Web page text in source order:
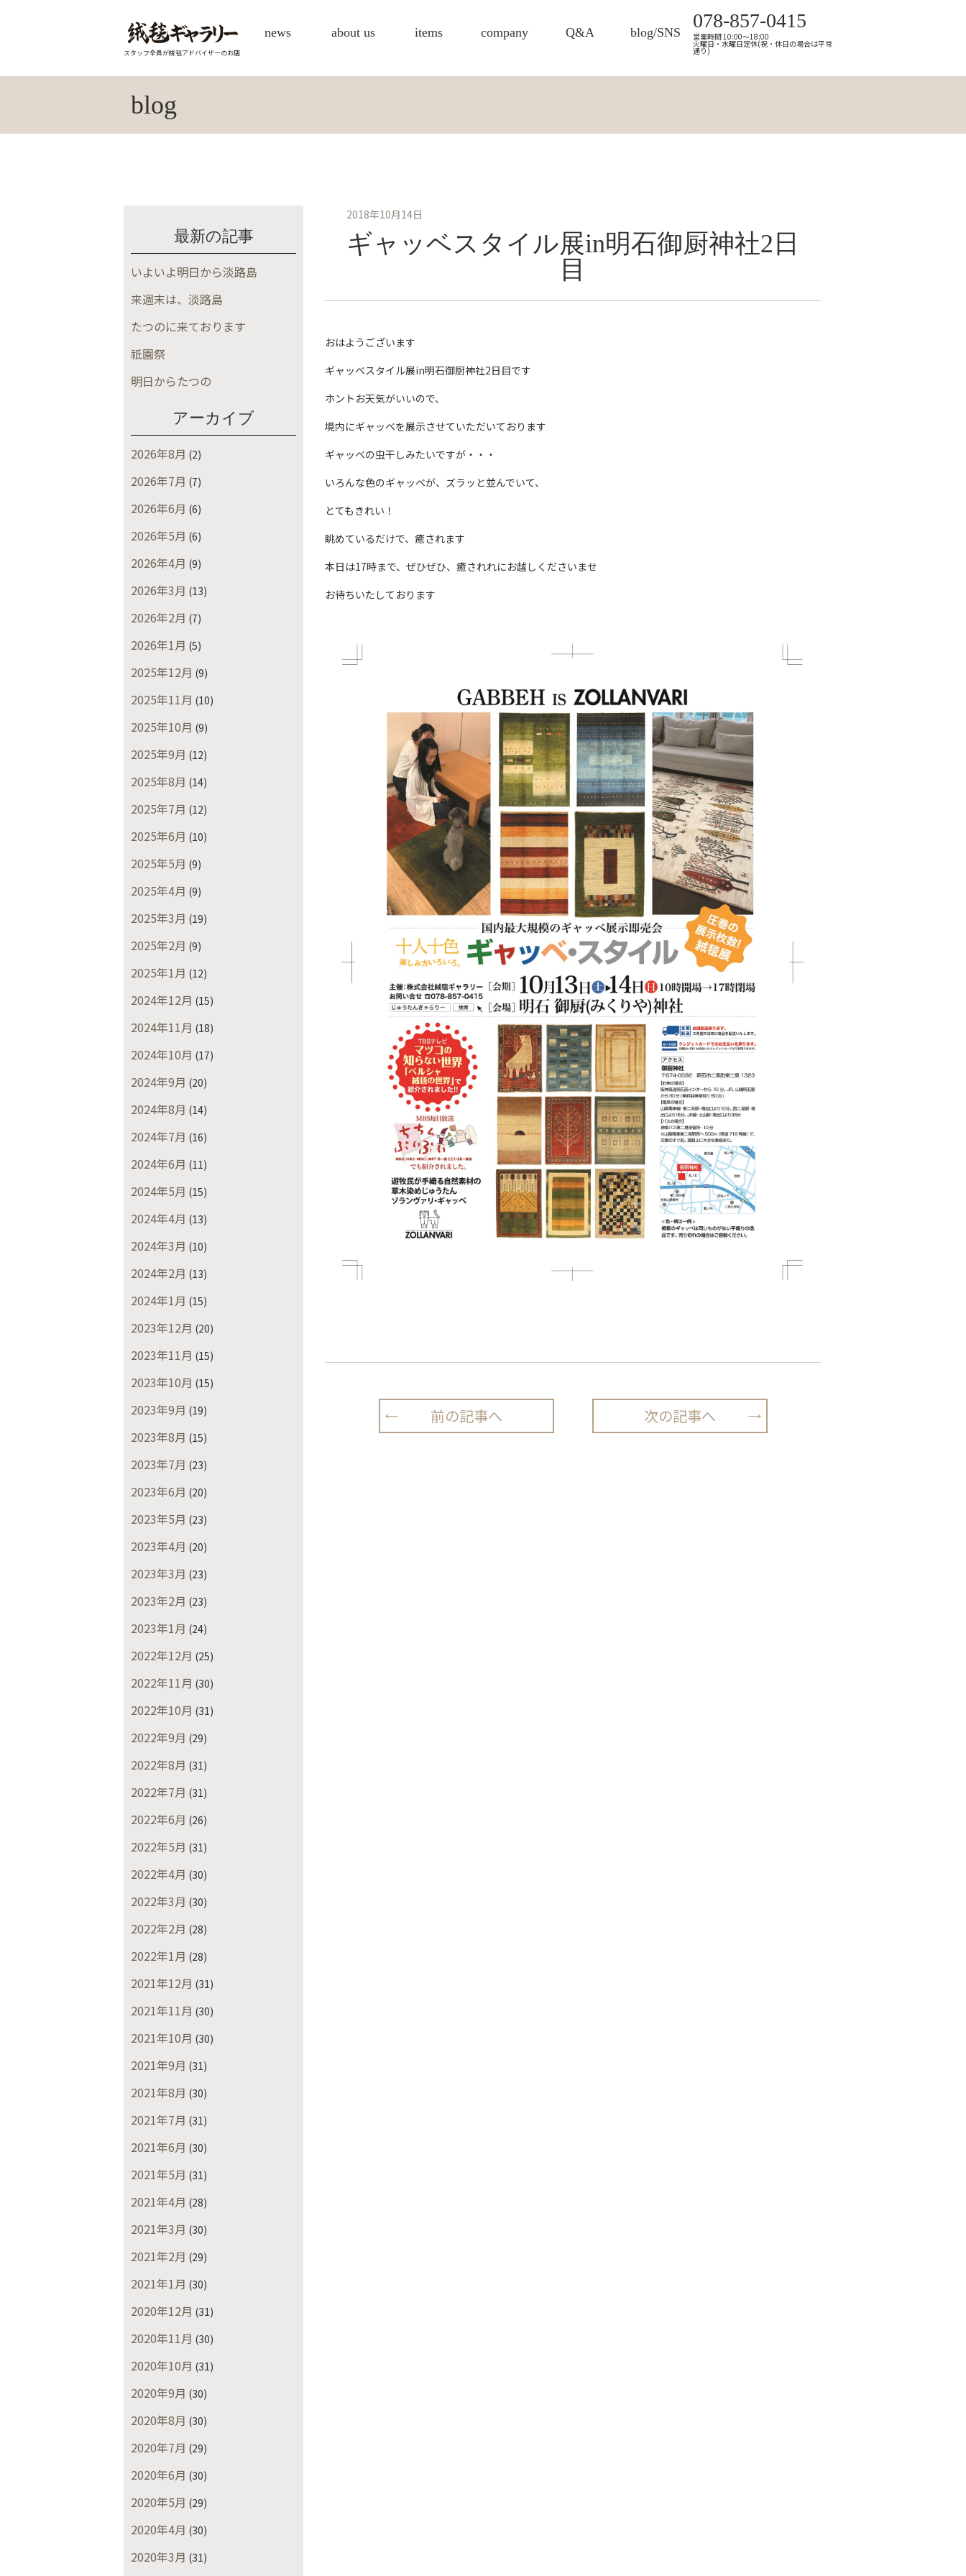
スタッフ全員が絨毯アドバイザーのお店
news about us items company Q&A blog/SNS
078-857-0415
営業時間 10:00～18:00
火曜日・水曜日定休(祝・休日の場合は平常
通り)
blog
最新の記事
いよいよ明日から淡路島
来週末は、淡路島
たつのに来ております
祇園祭
明日からたつの
アーカイブ
2026年8月 (2)
2026年7月 (7)
2026年6月 (6)
2026年5月 (6)
2026年4月 (9)
2026年3月 (13)
2026年2月 (7)
2026年1月 (5)
2025年12月 (9)
2025年11月 (10)
2025年10月 (9)
2025年9月 (12)
2025年8月 (14)
2025年7月 (12)
2025年6月 (10)
2025年5月 (9)
2025年4月 (9)
2025年3月 (19)
2025年2月 (9)
2025年1月 (12)
2024年12月 (15)
2024年11月 (18)
2024年10月 (17)
2024年9月 (20)
2024年8月 (14)
2024年7月 (16)
2024年6月 (11)
2024年5月 (15)
2024年4月 (13)
2024年3月 (10)
2024年2月 (13)
2024年1月 (15)
2023年12月 (20)
2023年11月 (15)
2023年10月 (15)
2023年9月 (19)
2023年8月 (15)
2023年7月 (23)
2023年6月 (20)
2023年5月 (23)
2023年4月 (20)
2023年3月 (23)
2023年2月 (23)
2023年1月 (24)
2022年12月 (25)
2022年11月 (30)
2022年10月 (31)
2022年9月 (29)
2022年8月 (31)
2022年7月 (31)
2022年6月 (26)
2022年5月 (31)
2022年4月 (30)
2022年3月 (30)
2022年2月 (28)
2022年1月 (28)
2021年12月 (31)
2021年11月 (30)
2021年10月 (30)
2021年9月 (31)
2021年8月 (30)
2021年7月 (31)
2021年6月 (30)
2021年5月 (31)
2021年4月 (28)
2021年3月 (30)
2021年2月 (29)
2021年1月 (30)
2020年12月 (31)
2020年11月 (30)
2020年10月 (31)
2020年9月 (30)
2020年8月 (30)
2020年7月 (29)
2020年6月 (30)
2020年5月 (29)
2020年4月 (30)
2020年3月 (31)
2018年10月14日
ギャッベスタイル展in明石御厨神社2日
目
おはようございます
ギャッベスタイル展in明石御厨神社2日目です
ホントお天気がいいので、
境内にギャッベを展示させていただいております
ギャッベの虫干しみたいですが・・・
いろんな色のギャッベが、ズラッと並んでいて、
とてもきれい！
眺めているだけで、癒されます
本日は17時まで、ぜひぜひ、癒されれにお越しくださいませ
お待ちいたしております
前の記事へ 次の記事へ